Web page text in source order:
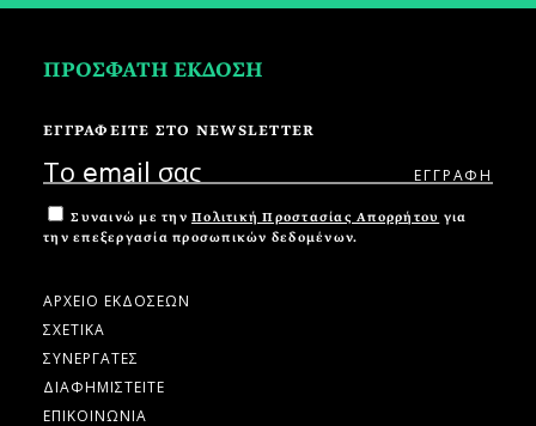
ΠΡΟΣΦΑΤΗ ΕΚΔΟΣΗ
ΕΓΓΡΑΦΕΙΤΕ ΣΤΟ NEWSLETTER
Συναινώ με την Πολιτική Προστασίας Απορρήτου για
την επεξεργασία προσωπικών δεδομένων.
ΑΡΧΕΙΟ ΕΚΔΟΣΕΩΝ
ΣΧΕΤΙΚΑ
ΣΥΝΕΡΓΑΤΕΣ
ΔΙΑΦΗΜΙΣΤΕΙΤΕ
ΕΠΙΚΟΙΝΩΝΙΑ